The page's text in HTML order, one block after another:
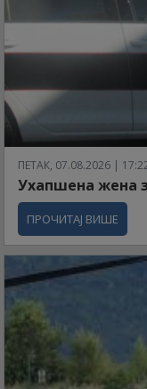
ПЕТАК, 07.08.2026 |
Ухапшена жена
ПРОЧИТАЈ ВИШЕ